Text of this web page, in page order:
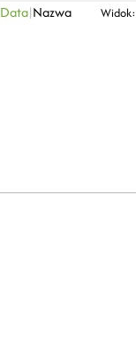
Data|Nazwa Widok: